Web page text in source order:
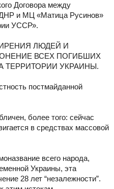
Договора между
и МЦ «Матица Русинов»
УССР».
ЛЮДЕЙ И
ВСЕХ ПОГИБШИХ
ТЕРРИТОРИИ УКРАИНЫ.
постмайданной
более того: сейчас
в средствах массовой
всего народа,
Украины, эта
28 лет “незалежности”.